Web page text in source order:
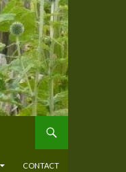
CONTACT